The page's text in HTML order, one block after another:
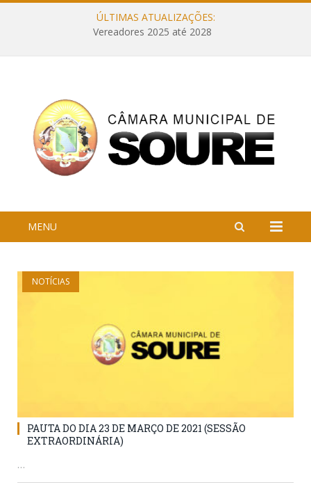
ÚLTIMAS ATUALIZAÇÕES:
Vereadores 2025 até 2028
MENU
NOTÍCIAS
PAUTA DO DIA 23 DE MARÇO DE 2021 (SESSÃO
EXTRAORDINÁRIA)
…